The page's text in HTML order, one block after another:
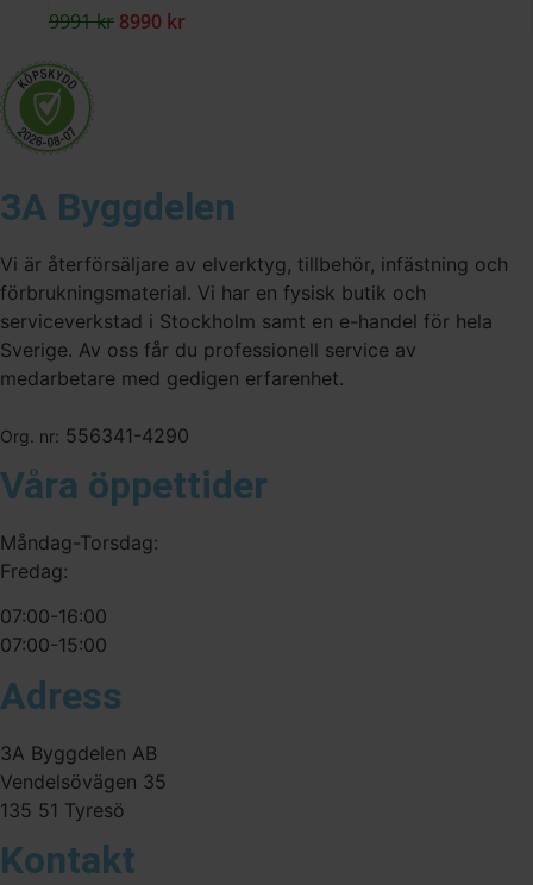
9991kr 8990 kr
3A Byggdelen
Vi är återförsäljare av elverktyg, tillbehör, infästning och
förbrukningsmaterial. Vi har en fysisk butik och
serviceverkstad i Stockholm samt en e-handel för hela
Sverige. Av oss får du professionell service av
medarbetare med gedigen erfarenhet.
Org. nr: 556341-4290
Våra öppettider
Måndag-Torsdag:
Fredag:
07:00-16:00
07:00-15:00
Adress
3A Byggdelen AB
Vendelsövägen 35
135 51 Tyresö
Kontakt